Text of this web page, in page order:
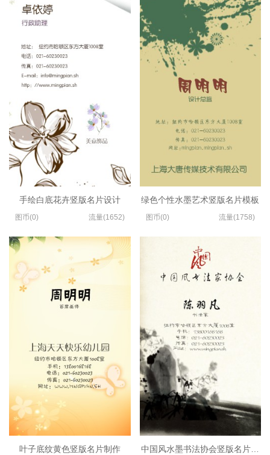
手绘白底花卉竖版名片设计
图币(0) 流量(1652)
叶子底纹黄色竖版名片制作
绿色个性水墨艺术竖版名片模板
图币(0) 流量(1758)
中国风水墨书法协会竖版名片模板